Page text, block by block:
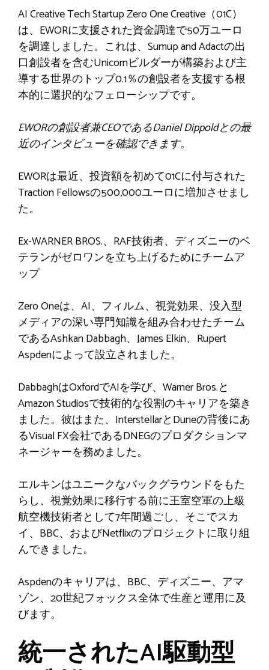
AI Creative Tech Startup Zero One Creative（01C）
は、EWORに支援された資金調達で50万ユーロ
を調達しました。これは、Sumup and Adactの出
口創設者を含むUnicornビルダーが構築および主
導する世界のトップ0.1％の創設者を支援する根
本的に選択的なフェローシップです。
EWORの創設者兼CEOであるDaniel Dippoldとの最
近のインタビューを確認できます。
EWORは最近、投資額を初めて01Cに付与された
Traction Fellowsの500,000ユーロに増加させまし
た。
Ex-WARNER BROS.、RAF技術者、ディズニーのベ
テランがゼロワンを立ち上げるためにチームア
ップ
Zero Oneは、AI、フィルム、視覚効果、没入型
メディアの深い専門知識を組み合わせたチーム
であるAshkan Dabbagh、James Elkin、Rupert
Aspdenによって設立されました。
DabbaghはOxfordでAIを学び、Warner Bros.と
Amazon Studiosで技術的な役割のキャリアを築き
ました。彼はまた、InterstellarとDuneの背後にあ
るVisual FX会社であるDNEGのプロダクションマ
ネージャーを務めました。
エルキンはユニークなバックグラウンドをもた
らし、視覚効果に移行する前に王室空軍の上級
航空機技術者として7年間過ごし、そこでスカ
イ、BBC、およびNetflixのプロジェクトに取り組
んできました。
Aspdenのキャリアは、BBC、ディズニー、アマ
ゾン、20世紀フォックス全体で生産と運用に及
びます。
統一されたAI駆動型